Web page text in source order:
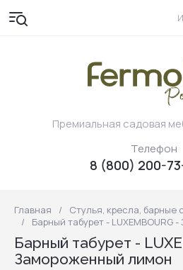
Премиальная садовая
Телефон
8 (800) 200-
Главная / Стулья, кресла, барные
/
Барный табурет -
Барный табурет -
Замороженный лимон